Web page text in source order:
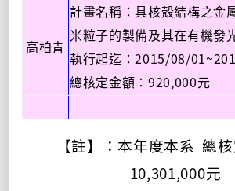
高柏青
計畫名稱：具核殼結構之金
米粒子的製備及其在有機發
執行起迄：2015/08/
總核定金額：920,000元
【註】：本年度本系 總核
10,301,000元